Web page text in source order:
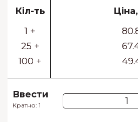
Кіл-ть
1 +
25 +
100 +
Ввести
Кратно: 1